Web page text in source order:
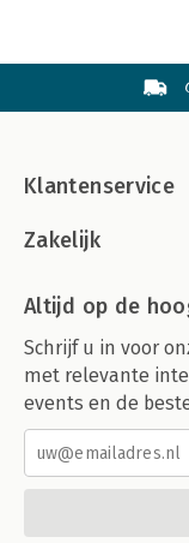
Klantenservice
Zakelijk
Altijd op de
Schrijf u in voor
met relevante
events en de